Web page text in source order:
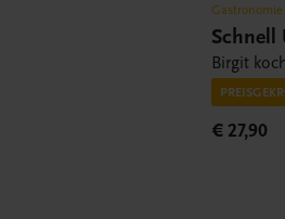
Gastronomie
Schnell
Birgit
€ 27,90